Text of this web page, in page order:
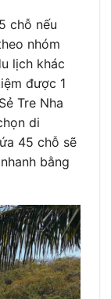
chỗ nếu
nhóm
lịch khác
được 1
Tre Nha
di
45 chỗ sẽ
bằng